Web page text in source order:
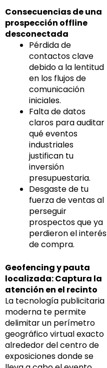
Consecuencias de una
prospección offline
desconectada
Pérdida de
contactos clave
debido a la lentitud
en los flujos de
comunicación
iniciales.
Falta de datos
claros para auditar
qué eventos
industriales
justifican tu
inversión
presupuestaria.
Desgaste de tu
fuerza de ventas al
perseguir
prospectos que ya
perdieron el interés
de compra.
Geofencing y pauta
localizada: Captura la
atención en el recinto
La tecnología publicitaria
moderna te permite
delimitar un perímetro
geográfico virtual exacto
alrededor del centro de
exposiciones donde se